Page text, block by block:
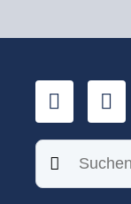
LinkedIn
Suchen